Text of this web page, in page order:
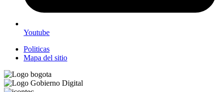
Youtube
Politicas
Mapa del sitio